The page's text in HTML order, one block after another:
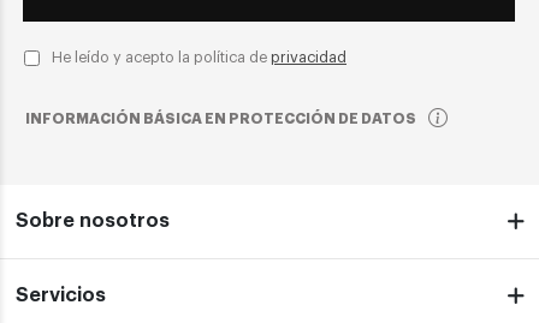
He leído y acepto la política de privacidad
INFORMACIÓN BÁSICA EN PROTECCIÓN DE DATOS
Sobre nosotros
Servicios